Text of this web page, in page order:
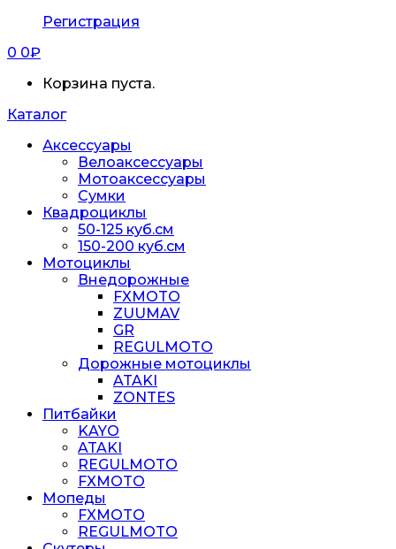
Регистрация
0 0₽
Корзина пуста.
Каталог
Аксессуары
Велоаксессуары
Мотоаксессуары
Сумки
Квадроциклы
50-125 куб.см
150-200 куб.см
Мотоциклы
Внедорожные
FXMOTO
ZUUMAV
GR
REGULMOTO
Дорожные мотоциклы
ATAKI
ZONTES
Питбайки
KAYO
ATAKI
REGULMOTO
FXMOTO
Мопеды
FXMOTO
REGULMOTO